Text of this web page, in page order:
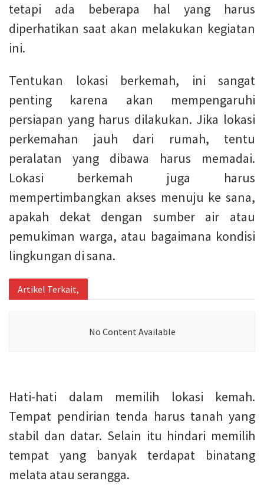
tetapi ada beberapa hal yang harus
diperhatikan saat akan melakukan kegiatan
ini.
Tentukan lokasi berkemah, ini sangat
penting karena akan mempengaruhi
persiapan yang harus dilakukan. Jika lokasi
perkemahan jauh dari rumah, tentu
peralatan yang dibawa harus memadai.
Lokasi berkemah juga harus
mempertimbangkan akses menuju ke sana,
apakah dekat dengan sumber air atau
pemukiman warga, atau bagaimana kondisi
lingkungan di sana.
Artikel Terkait,
No Content Available
Hati-hati dalam memilih lokasi kemah.
Tempat pendirian tenda harus tanah yang
stabil dan datar. Selain itu hindari memilih
tempat yang banyak terdapat binatang
melata atau serangga.